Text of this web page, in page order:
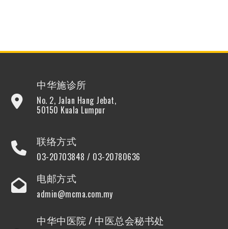
中华施诊所
No. 2, Jalan Hang Jebat,
50150 Kuala Lumpur
联络方式
03-20703848 / 03-20780636
电邮方式
admin@mcma.com.my
中华中医院 / 中医总会秘书处